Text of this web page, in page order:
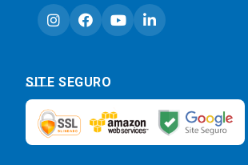
SITE SEGURO